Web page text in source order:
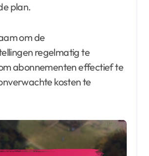
plan.
om de
regelmatig te
abonnementen effectief te
kosten te